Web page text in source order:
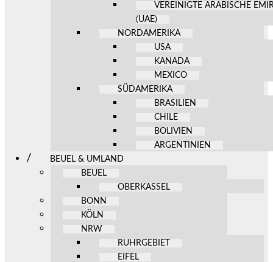
VEREINIGTE ARABISCHE
(UAE)
NORDAMERIKA
USA
KANADA
MEXICO
SÜDAMERIKA
BRASILIEN
CHILE
BOLIVIEN
ARGENTINIEN
BEUEL & UMLAND
BEUEL
OBERKASSEL
BONN
KÖLN
NRW
RUHRGEBIET
EIFEL